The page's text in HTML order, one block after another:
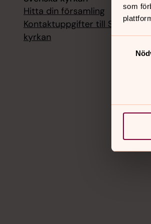
som
Hitta din församling
Kontaktuppgifter till Svenska
kyrkan